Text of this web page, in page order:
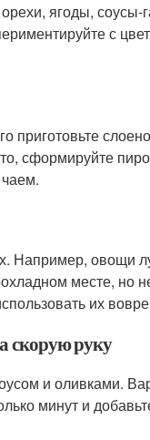
ягоды, соусы-
с
приготовьте
сформируйте
Например, овощи
месте, но
их
скорую руку
и оливками.
минут и